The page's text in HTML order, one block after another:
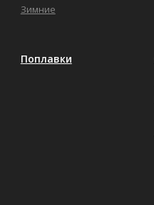
Зимние
Поплавки